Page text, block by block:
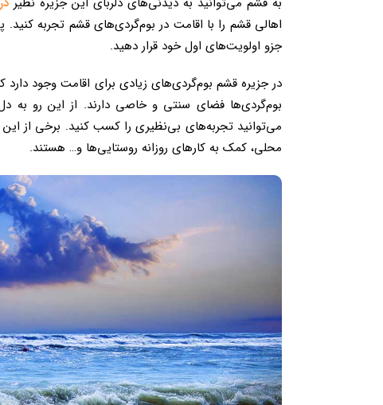
اهالی قشم را با اقامت در بوم‌گردی‌های قشم تجربه کنید.
جزو اولویت‌های اول خود قرار دهید.
در جزیره قشم بوم‌گردی‌های زیادی برای اقامت وجود دارد
بوم‌گردی‌ها فضای سنتی و خاصی دارند. از این رو به
می‌توانید تجربه‌های بی‌نظیری را کسب کنید. برخی از
محلی، کمک به کارهای روزانه روستایی‌ها و… هستند.